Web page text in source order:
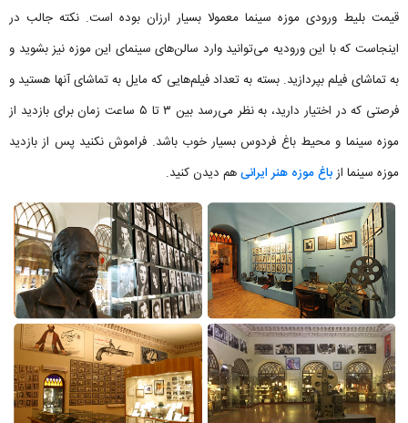
قیمت بلیط ورودی موزه سینما معمولا بسیار ارزان بوده است. نکته جالب در
اینجاست که با این ورودیه می‌توانید وارد سالن‌های سینمای این موزه نیز بشوید و
به تماشای فیلم بپردازید. بسته به تعداد فیلم‌هایی که مایل به تماشای آنها هستید و
فرصتی که در اختیار دارید، به نظر می‌رسد بین ۳ تا ۵ ساعت زمان برای بازدید از
موزه سینما و محیط باغ فردوس بسیار خوب باشد. فراموش نکنید پس از بازدید
موزه سینما ازباغ موزه هنر ایرانیهم دیدن کنید.